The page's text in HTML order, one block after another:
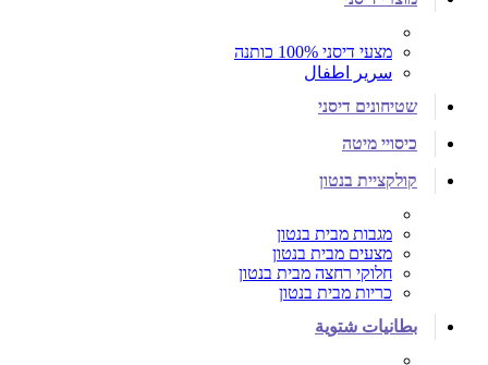
מצעי דיסני 100% כותנה
سرير اطفال
שטיחונים דיסני
כיסויי מיטה
קולקציית בנטון
מגבות מבית בנטון
מצעים מבית בנטון
חלוקי רחצה מבית בנטון
כריות מבית בנטון
بطانيات شتوية